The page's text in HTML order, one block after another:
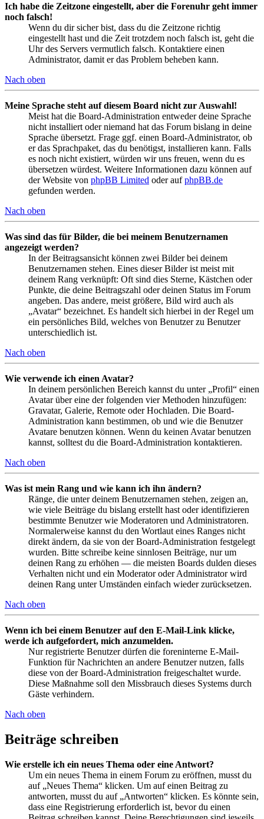
Ich habe die Zeitzone eingestellt, aber die Forenuhr geht immer
noch falsch!
Wenn du dir sicher bist, dass du die Zeitzone richtig
eingestellt hast und die Zeit trotzdem noch falsch ist, geht die
Uhr des Servers vermutlich falsch. Kontaktiere einen
Administrator, damit er das Problem beheben kann.
Nach oben
Meine Sprache steht auf diesem Board nicht zur Auswahl!
Meist hat die Board-Administration entweder deine Sprache
nicht installiert oder niemand hat das Forum bislang in deine
Sprache übersetzt. Frage ggf. einen Board-Administrator, ob
er das Sprachpaket, das du benötigst, installieren kann. Falls
es noch nicht existiert, würden wir uns freuen, wenn du es
übersetzen würdest. Weitere Informationen dazu können auf
der Website von phpBB Limited oder aufphpBB.de
gefunden werden.
Nach oben
Was sind das für Bilder, die bei meinem Benutzernamen
angezeigt werden?
In der Beitragsansicht können zwei Bilder bei deinem
Benutzernamen stehen. Eines dieser Bilder ist meist mit
deinem Rang verknüpft: Oft sind dies Sterne, Kästchen oder
Punkte, die deine Beitragszahl oder deinen Status im Forum
angeben. Das andere, meist größere, Bild wird auch als
„Avatar“ bezeichnet. Es handelt sich hierbei in der Regel um
ein persönliches Bild, welches von Benutzer zu Benutzer
unterschiedlich ist.
Nach oben
Wie verwende ich einen Avatar?
In deinem persönlichen Bereich kannst du unter „Profil“ einen
Avatar über eine der folgenden vier Methoden hinzufügen:
Gravatar, Galerie, Remote oder Hochladen. Die Board-
Administration kann bestimmen, ob und wie die Benutzer
Avatare benutzen können. Wenn du keinen Avatar benutzen
kannst, solltest du die Board-Administration kontaktieren.
Nach oben
Was ist mein Rang und wie kann ich ihn ändern?
Ränge, die unter deinem Benutzernamen stehen, zeigen an,
wie viele Beiträge du bislang erstellt hast oder identifizieren
bestimmte Benutzer wie Moderatoren und Administratoren.
Normalerweise kannst du den Wortlaut eines Ranges nicht
direkt ändern, da sie von der Board-Administration festgelegt
wurden. Bitte schreibe keine sinnlosen Beiträge, nur um
deinen Rang zu erhöhen — die meisten Boards dulden dieses
Verhalten nicht und ein Moderator oder Administrator wird
deinen Rang unter Umständen einfach wieder zurücksetzen.
Nach oben
Wenn ich bei einem Benutzer auf den E-Mail-Link klicke,
werde ich aufgefordert, mich anzumelden.
Nur registrierte Benutzer dürfen die foreninterne E-Mail-
Funktion für Nachrichten an andere Benutzer nutzen, falls
diese von der Board-Administration freigeschaltet wurde.
Diese Maßnahme soll den Missbrauch dieses Systems durch
Gäste verhindern.
Nach oben
Beiträge schreiben
Wie erstelle ich ein neues Thema oder eine Antwort?
Um ein neues Thema in einem Forum zu eröffnen, musst du
auf „Neues Thema“ klicken. Um auf einen Beitrag zu
antworten, musst du auf „Antworten“ klicken. Es könnte sein,
dass eine Registrierung erforderlich ist, bevor du einen